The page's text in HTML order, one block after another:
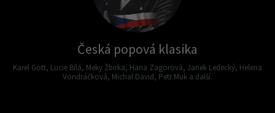
Česká popová klasika
Karel Gott, Lucie Bílá, Meky Žbirka, Hana Zagorová, Janek Ledecký, Helena
Vondráčková, Michal David, Petr Muk a další.